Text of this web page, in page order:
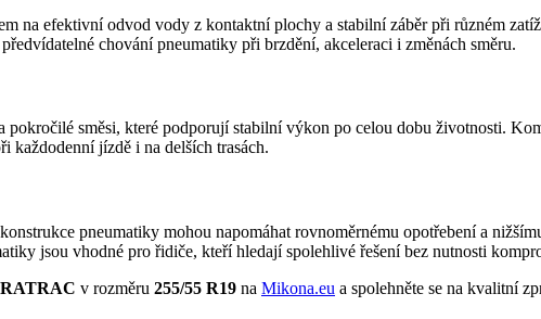
na efektivní odvod vody z kontaktní plochy a stabilní záběr při různém
chování pneumatiky při brzdění, akceleraci i změnách směru.
směsi, které podporují stabilní výkon po celou dobu životnosti.
každodenní jízdě i na delších trasách.
pneumatiky mohou napomáhat rovnoměrnému opotřebení a
jsou vhodné pro řidiče, kteří hledají spolehlivé řešení bez nutnosti
v rozměru 255/55 R19 na Mikona.eu a spolehněte se na kvalitní